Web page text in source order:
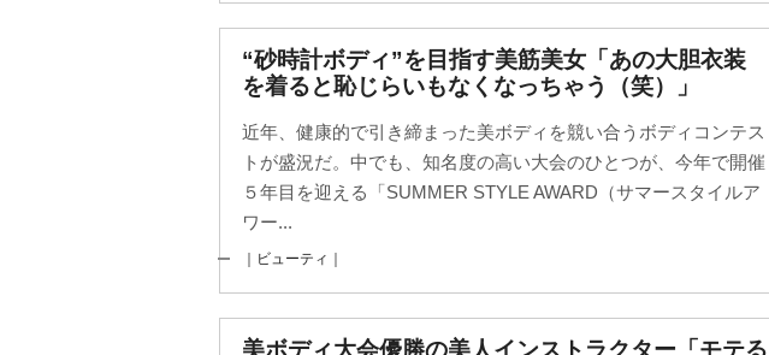
“砂時計ボディ”を目指す美筋美女「あの大胆衣装
を着ると恥じらいもなくなっちゃう（笑）」
近年、健康的で引き締まった美ボディを競い合うボディコンテス
トが盛況だ。中でも、知名度の高い大会のひとつが、今年で開催
５年目を迎える「SUMMER STYLE AWARD（サマースタイルア
ワー...
｜ビューティ｜
美ボディ大会優勝の美人インストラクター「モテる